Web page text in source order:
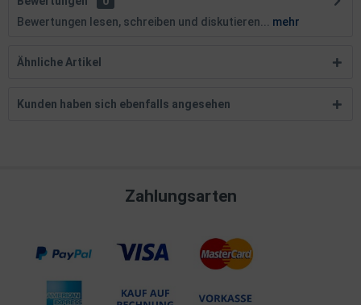
Bewertungen lesen, schreiben und diskutieren...
mehr
Ähnliche Artikel
Kunden haben sich ebenfalls angesehen
Zahlungsarten